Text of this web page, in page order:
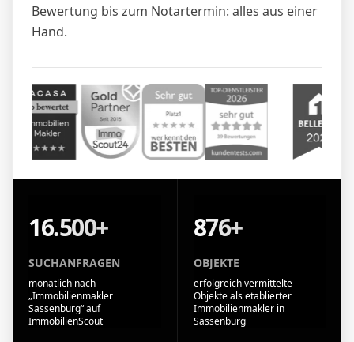
Bewertung bis zum Notartermin: alles aus einer
Hand.
16.500+
SUCHANFRAGEN
monatlich nach
„Immobilienmakler
Sassenburg“ auf
ImmobilienScout
876+
OBJEKTE
erfolgreich vermittelte
Objekte als etablierter
Immobilienmakler in
Sassenburg